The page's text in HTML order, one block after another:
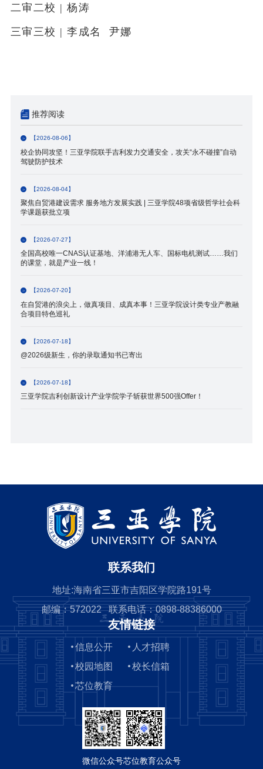
二审二校 | 杨涛
三审三校 | 李成名 尹娜
推荐阅读
【2026-08-06】
校企协同攻坚！三亚学院联手吉利发力交通安全，攻关“永不碰撞”自动
驾驶防护技术
【2026-08-04】
聚焦自贸港建设需求 服务地方发展实践 | 三亚学院48项省级哲学社会科
学课题获批立项
【2026-07-27】
全国高校唯一CNAS认证基地、洋浦港无人车、国标电机测试……我们
的课堂，就是产业一线！
【2026-07-20】
在自贸港的浪尖上，做真项目、成真本事！三亚学院设计类专业产教融
合项目特色巡礼
【2026-07-18】
@2026级新生，你的录取通知书已寄出
【2026-07-18】
三亚学院吉利创新设计产业学院学子斩获世界500强Offer！
联系我们
地址:海南省三亚市吉阳区学院路191号
邮编：572022 联系电话：0898-88386000
友情链接
信息公开
人才招聘
校园地图
校长信箱
芯位教育
微信公众号芯位教育公众号